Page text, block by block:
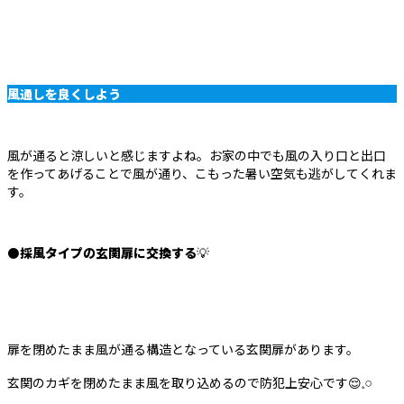
風通しを良くしよう
風が通ると涼しいと感じますよね。お家の中でも風の入り口と出口
を作ってあげることで風が通り、こもった暑い空気も逃がしてくれま
す。
⚫採風タイプの玄関扉に交換する💡
扉を閉めたまま風が通る構造となっている玄関扉があります。
玄関のカギを閉めたまま風を取り込めるので防犯上安心です😌𓈒𓏸